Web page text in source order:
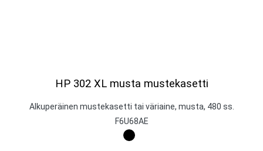
HP 302 XL musta mustekasetti
Alkuperäinen mustekasetti tai väriaine, musta, 480 ss.
F6U68AE